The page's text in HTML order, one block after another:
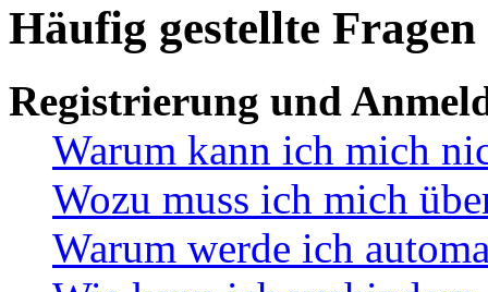
Häufig gestellte Fragen
Registrierung und
Warum kann ich mich
Wozu muss ich mich
Warum werde ich